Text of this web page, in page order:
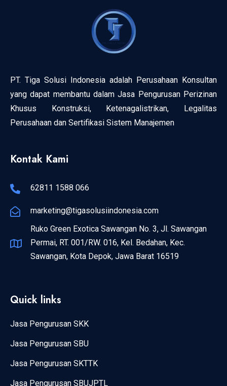
PT. Tiga Solusi Indonesia adalah Perusahaan Konsultan
yang dapat membantu dalam Jasa Pengurusan Perizinan
Khusus Konstruksi, Ketenagalistrikan, Legalitas
Perusahaan dan Sertifikasi Sistem Manajemen
Kontak Kami
62811 1588 066
marketing@tigasolusiindonesia.com
Ruko Green Exotica Sawangan No. 3, Jl. Sawangan
Permai, RT. 001/RW. 016, Kel. Bedahan, Kec.
Sawangan, Kota Depok, Jawa Barat 16519
Quick links
Jasa Pengurusan SKK
Jasa Pengurusan SBU
Jasa Pengurusan SKTTK
Jasa Pengurusan SBUJPTL